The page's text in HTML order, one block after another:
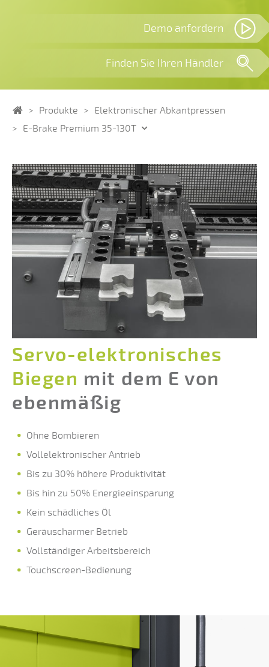
Demo anfordern
Finden Sie Ihren Händler
HomeProdukte
Elektronischer Abkantpressen
E-Brake Premium 35-130T
Servo-elektronisches
Biegen mit dem E von
ebenmäßig
Ohne Bombieren
Vollelektronischer Antrieb
Bis zu 30% höhere Produktivität
Bis hin zu 50% Energieeinsparung
Kein schädliches Öl
Geräuscharmer Betrieb
Vollständiger Arbeitsbereich
Touchscreen-Bedienung